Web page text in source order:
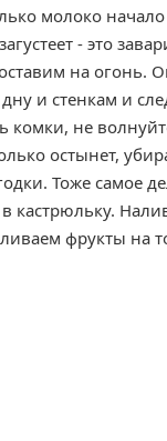
молоко
- это
на
и стенкам и
комки, не
остынет,
Тоже самое
кастрюльку.
фрукты на